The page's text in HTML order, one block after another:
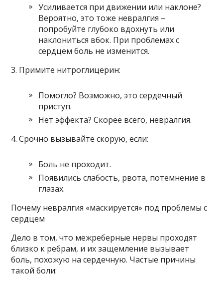
Усиливается при движении или наклоне?
Вероятно, это тоже невралгия –
попробуйте глубоко вдохнуть или
наклониться вбок. При проблемах с
сердцем боль не изменится.
3. Примите нитроглицерин:
Помогло? Возможно, это сердечный
приступ.
Нет эффекта? Скорее всего, невралгия.
4. Срочно вызывайте скорую, если:
Боль не проходит.
Появились слабость, рвота, потемнение в
глазах.
Почему невралгия «маскируется» под проблемы с
сердцем
Дело в том, что межреберные нервы проходят
близко к ребрам, и их защемление вызывает
боль, похожую на сердечную. Частые причины
такой боли: